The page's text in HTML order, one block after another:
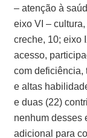
– atenção à
eixo VI –
creche, 10; eixo
acesso,
com deficiência,
e altas
e duas (22)
nenhum desses
adicional para